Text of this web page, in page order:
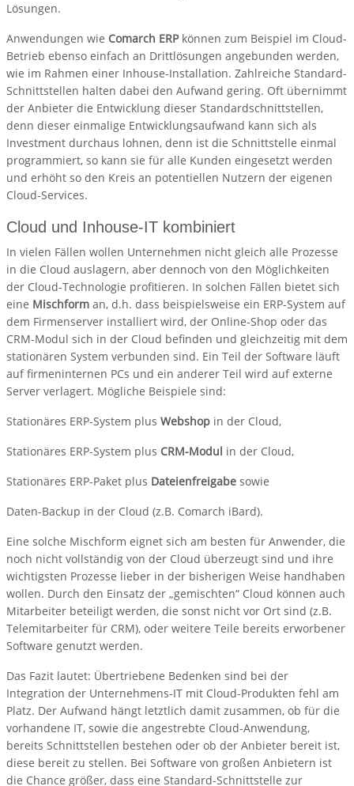
Lösungen.
Anwendungen wie Comarch ERPkönnen zum Beispiel im Cloud-
Betrieb ebenso einfach an Drittlösungen angebunden werden,
wie im Rahmen einer Inhouse-Installation. Zahlreiche Standard-
Schnittstellen halten dabei den Aufwand gering. Oft übernimmt
der Anbieter die Entwicklung dieser Standardschnittstellen,
denn dieser einmalige Entwicklungsaufwand kann sich als
Investment durchaus lohnen, denn ist die Schnittstelle einmal
programmiert, so kann sie für alle Kunden eingesetzt werden
und erhöht so den Kreis an potentiellen Nutzern der eigenen
Cloud-Services.
Cloud und Inhouse-IT kombiniert
In vielen Fällen wollen Unternehmen nicht gleich alle Prozesse
in die Cloud auslagern, aber dennoch von den Möglichkeiten
der Cloud-Technologie profitieren. In solchen Fällen bietet sich
eine Mischform an, d.h. dass beispielsweise ein ERP-System auf
dem Firmenserver installiert wird, der Online-Shop oder das
CRM-Modul sich in der Cloud befinden und gleichzeitig mit dem
stationären System verbunden sind. Ein Teil der Software läuft
auf firmeninternen PCs und ein anderer Teil wird auf externe
Server verlagert. Mögliche Beispiele sind:
Stationäres ERP-System plus Webshop in der Cloud,
Stationäres ERP-System plus CRM-Modul in der Cloud,
Stationäres ERP-Paket plus Dateienfreigabe sowie
Daten-Backup in der Cloud (z.B. Comarch iBard).
Eine solche Mischform eignet sich am besten für Anwender, die
noch nicht vollständig von der Cloud überzeugt sind und ihre
wichtigsten Prozesse lieber in der bisherigen Weise handhaben
wollen. Durch den Einsatz der „gemischten“ Cloud können auch
Mitarbeiter beteiligt werden, die sonst nicht vor Ort sind (z.B.
Telemitarbeiter für CRM), oder weitere Teile bereits erworbener
Software genutzt werden.
Das Fazit lautet: Übertriebene Bedenken sind bei der
Integration der Unternehmens-IT mit Cloud-Produkten fehl am
Platz. Der Aufwand hängt letztlich damit zusammen, ob für die
vorhandene IT, sowie die angestrebte Cloud-Anwendung,
bereits Schnittstellen bestehen oder ob der Anbieter bereit ist,
diese bereit zu stellen. Bei Software von großen Anbietern ist
die Chance größer, dass eine Standard-Schnittstelle zur